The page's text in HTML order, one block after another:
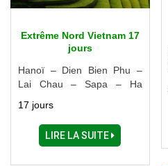
Extrême Nord Vietnam 17
jours
Hanoï – Dien Bien Phu –
Lai Chau – Sapa – Ha
Son – Halong – Ninh Binh
17 jours
LIRE LA SUITE